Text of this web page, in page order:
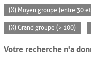
(X) Moyen groupe (entre 30
(X) Grand groupe (> 100)
Votre recherche n'a